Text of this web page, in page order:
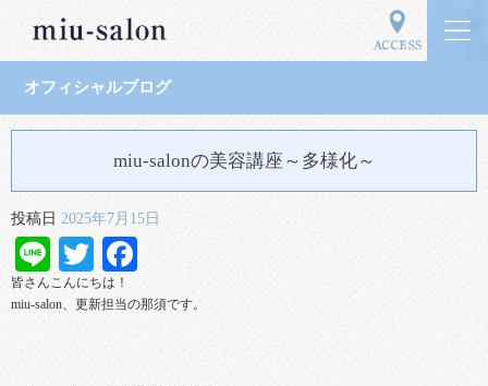
オフィシャルブログ
miu-salonの美容講座～多様化～
投稿日 2025年7月15日
LineTwitter
皆さんこんにちは！
miu-salon、更新担当の那須です。